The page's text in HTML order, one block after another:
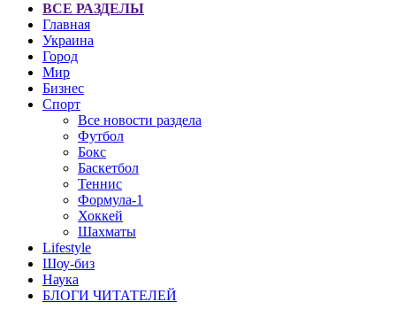
ВСЕ РАЗДЕЛЫ
Главная
Украина
Город
Мир
Бизнес
Спорт
Все новости раздела
Футбол
Бокс
Баскетбол
Теннис
Формула-1
Хоккей
Шахматы
Lifestyle
Шоу-биз
Наука
БЛОГИ ЧИТАТЕЛЕЙ